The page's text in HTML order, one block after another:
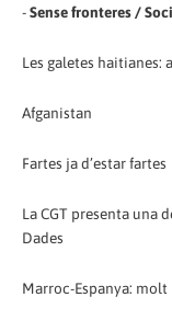
-Sense fronteres /
Les galetes haitianes:
Afganistan
Fartes ja d’estar fartes
La CGT presenta una
Dades
Marroc-Espanya: molt